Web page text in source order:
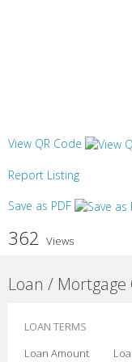
View QR Code
Report Listing
Save as PDF
362 Views
Loan /
LOAN TERMS
Loan Amount